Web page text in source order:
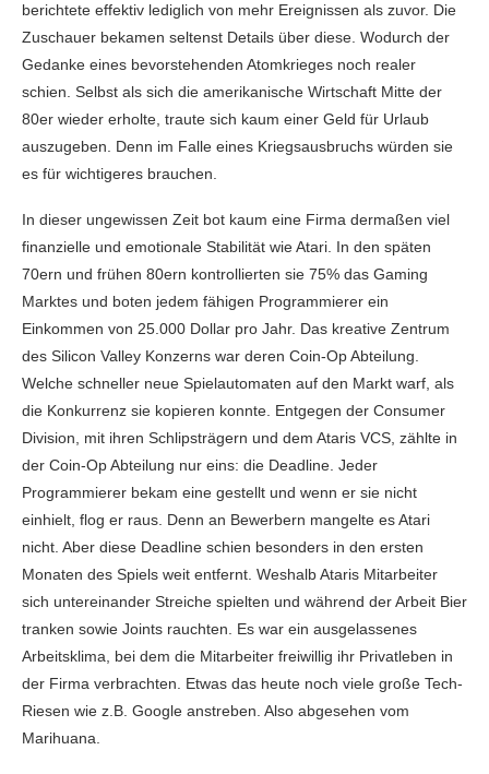
berichtete effektiv lediglich von mehr Ereignissen als zuvor. Die
Zuschauer bekamen seltenst Details über diese. Wodurch der
Gedanke eines bevorstehenden Atomkrieges noch realer
schien. Selbst als sich die amerikanische Wirtschaft Mitte der
80er wieder erholte, traute sich kaum einer Geld für Urlaub
auszugeben. Denn im Falle eines Kriegsausbruchs würden sie
es für wichtigeres brauchen.
In dieser ungewissen Zeit bot kaum eine Firma dermaßen viel
finanzielle und emotionale Stabilität wie Atari. In den späten
70ern und frühen 80ern kontrollierten sie 75% das Gaming
Marktes und boten jedem fähigen Programmierer ein
Einkommen von 25.000 Dollar pro Jahr. Das kreative Zentrum
des Silicon Valley Konzerns war deren Coin-Op Abteilung.
Welche schneller neue Spielautomaten auf den Markt warf, als
die Konkurrenz sie kopieren konnte. Entgegen der Consumer
Division, mit ihren Schlipsträgern und dem Ataris VCS, zählte in
der Coin-Op Abteilung nur eins: die Deadline. Jeder
Programmierer bekam eine gestellt und wenn er sie nicht
einhielt, flog er raus. Denn an Bewerbern mangelte es Atari
nicht. Aber diese Deadline schien besonders in den ersten
Monaten des Spiels weit entfernt. Weshalb Ataris Mitarbeiter
sich untereinander Streiche spielten und während der Arbeit Bier
tranken sowie Joints rauchten. Es war ein ausgelassenes
Arbeitsklima, bei dem die Mitarbeiter freiwillig ihr Privatleben in
der Firma verbrachten. Etwas das heute noch viele große Tech-
Riesen wie z.B. Google anstreben. Also abgesehen vom
Marihuana.